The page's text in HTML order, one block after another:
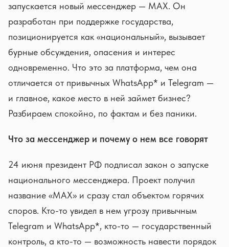
запускается новый мессенджер — MAX. Он
разработан при поддержке государства,
позиционируется как «национальный», вызывает
бурные обсуждения, опасения и интерес
одновременно. Что это за платформа, чем она
отличается от привычных WhatsApp* и Telegram —
и главное, какое место в ней займет бизнес?
Разбираем спокойно, по фактам и без паники.
Что за мессенджер и почему о нем все говорят
24 июня президент РФ подписал закон о запуске
национального мессенджера. Проект получил
название «MAX» и сразу стал объектом горячих
споров. Кто-то увидел в нем угрозу привычным
Telegram и WhatsApp*, кто-то — государственный
контроль, а кто-то — возможность навести порядок